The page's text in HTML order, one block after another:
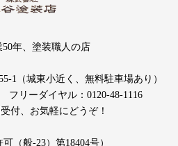
年、塗装職人の店
1（城東小近く、無料駐車場あり）
リーダイヤル：0120-48-1116
付、お気軽にどうぞ！
可（般-23）第18404号）